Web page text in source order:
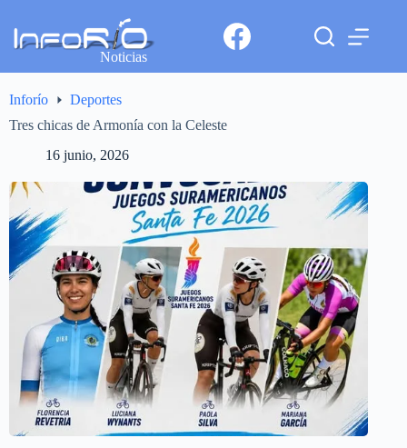
Noticias
Inforío
Deportes
Tres chicas de Armonía con la Celeste
16 junio, 2026